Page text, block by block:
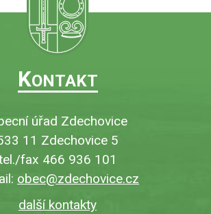
KONTAKT
úřad Zdechovice
11 Zdechovice 5
fax 466 936 101
obec@zdechovice.cz
další kontakty